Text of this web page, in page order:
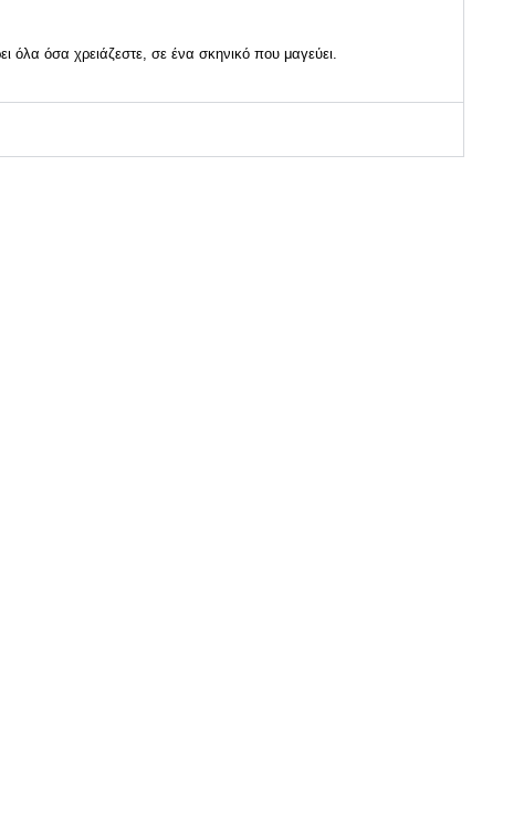
όλα όσα χρειάζεστε, σε ένα σκηνικό που μαγεύει.